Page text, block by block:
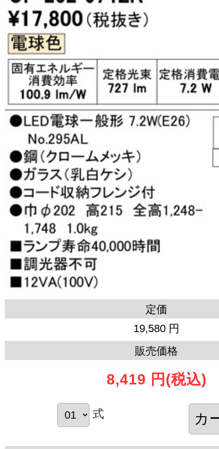
定価
19,580 円
販売価格
8,419 円 (税込)
式